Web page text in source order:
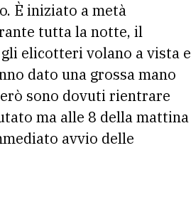
È iniziato a metà
tutta la notte, il
elicotteri volano a vista e
dato una grossa mano
sono dovuti rientrare
ma alle 8 della mattina
avvio delle